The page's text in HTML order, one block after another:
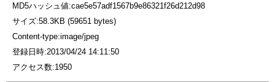
MD5ハッシュ値:cae5e57adf1567b9e86321f26d212d98
サイズ:58.3KB (59651 bytes)
Content-type:image/jpeg
登録日時:2013/04/24 14:11:50
アクセス数:1950